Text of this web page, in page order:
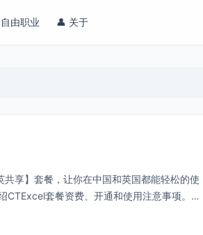
由职业 👤 关于
享】套餐，让你在中国和英国都能轻松的使
CTExcel套餐资费、开通和使用注意事项。适